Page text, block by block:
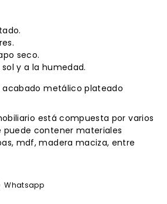
seco.
y a la humedad.
acabado metálico plateado
está compuesta por varios
contener materiales
mdf, madera maciza, entre
Whatsapp